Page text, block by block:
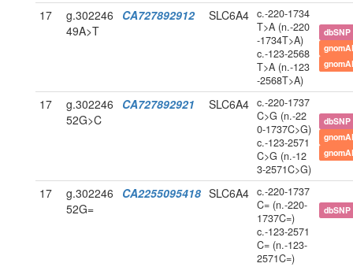
17
g.302246
49A>T
CA727892912 SLC6A4 c.-220-1734
T>A (n.-220
-1734T>A)
c.-123-2568
T>A (n.-123
-2568T>A)
dbSNP
17
g.302246
52G>C
CA727892921 SLC6A4 c.-220-1737
C>G (n.-22
0-1737C>G)
c.-123-2571
C>G (n.-12
3-2571C>G)
dbSNP
17
g.302246
52G=
CA2255095418 SLC6A4 c.-220-1737
C= (n.-220-
1737C=)
c.-123-2571
C= (n.-123-
2571C=)
dbSNP